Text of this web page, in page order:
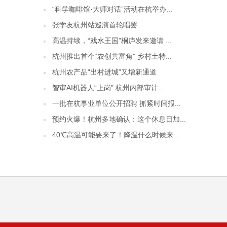
“科学咖啡馆·大师对话”活动在杭举办...
张学友杭州站巡演首轮唱罢
高温持续，“戏水王国”桐庐发来邀请 ...
杭州推出首个“农创共富角” 乡村土特...
杭州农产品“出村进城”又增新通道
智审AI机器人“上岗” 杭州内部审计...
一批在杭事业单位公开招聘 抓紧时间报...
预约火爆！杭州多地确认：这个休息日加...
40℃高温可能要来了！降温什么时候来...